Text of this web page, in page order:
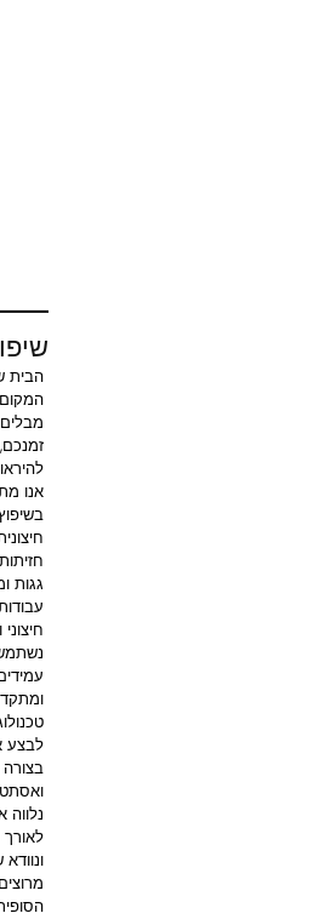
הבית
אנו
גגות
חיצוני
לבצע